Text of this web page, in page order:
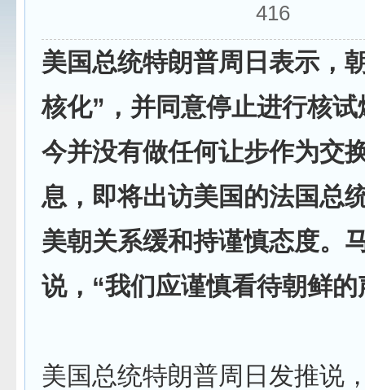
416
美国总统特朗普周日表示，
核化”，并同意停止进行核
今并没有做任何让步作为交
息，即将出访美国的法国总
美朝关系缓和持谨慎态度。
说，“我们应谨慎看待朝鲜的
美国总统特朗普周日发推说